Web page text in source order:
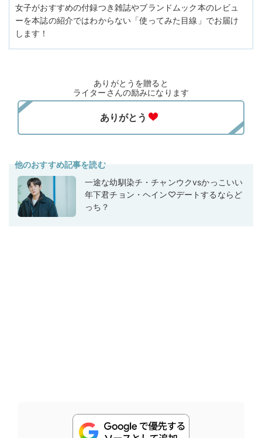
女子がおすすめの付録つき雑誌やブランドムック本のレビュ
ーを本誌の紹介ではわからない「使ってみた目線」でお届け
します！
ありがとうを贈ると
ライターさんの励みになります
他のおすすめ記事を読む
一途な幼馴染チ・チャンウクvsかっこいい
年下君チョン・ヘイン♡デートするならど
っち？